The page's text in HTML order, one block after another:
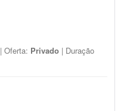
| Oferta: Privado | Duração